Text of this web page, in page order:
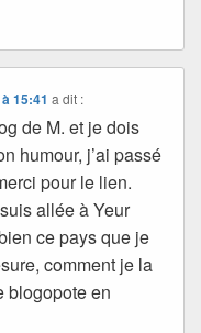
15:41 a dit :
de M. et je dois
humour, j’ai passé
pour le lien.
allée à Yeur
ce pays que je
comment je la
blogopote en